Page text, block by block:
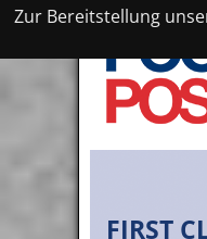
Zur Bereitstellung
FIRST